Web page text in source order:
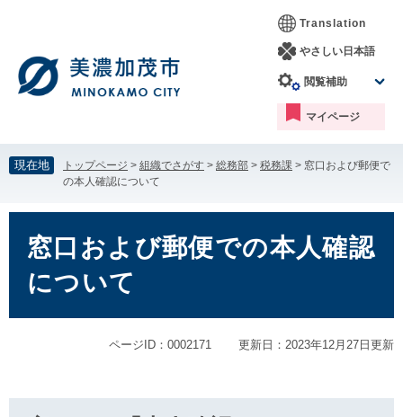
す。
し
て
本
へ
Translation
やさしい日本語
閲覧補助
マイページ
現在地 トップページ > 組織でさがす > 総務部 > 税務課 > 窓口および郵便で
の本人確認について
窓口および郵便での本人確認
について
ページID：0002171 更新日：2023年12月27日更新